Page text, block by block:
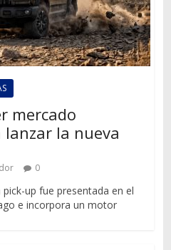
mercado
la nueva
0
up fue presentada en el
e incorpora un motor